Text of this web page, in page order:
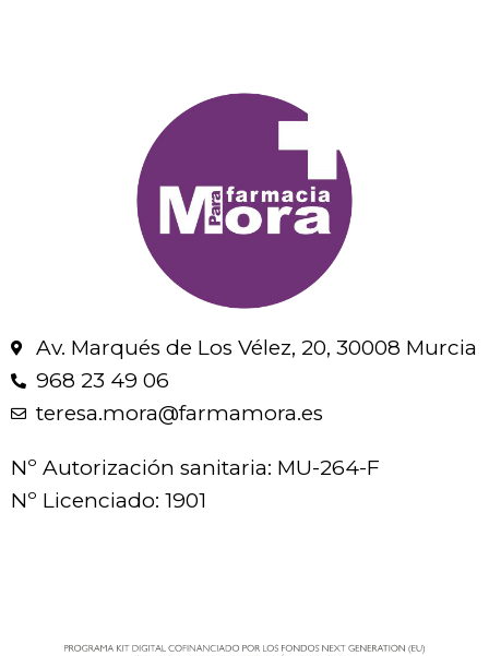
Av. Marqués de Los Vélez, 20, 30008 Murcia
968 23 49 06
teresa.mora@farmamora.es
Nº Autorización sanitaria: MU-264-F
Nº Licenciado: 1901